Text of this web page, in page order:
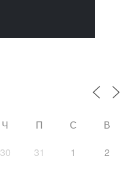
Ч П С В
30 31 1 2